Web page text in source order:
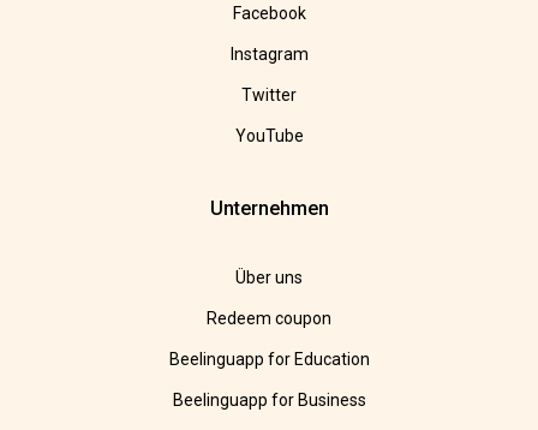
Facebook
Instagram
Twitter
YouTube
Unternehmen
Über uns
Redeem coupon
Beelinguapp for Education
Beelinguapp for Business